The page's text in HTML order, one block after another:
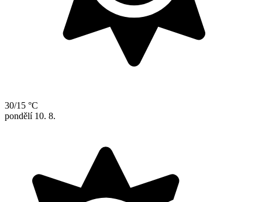
30/15 °C
pondělí 10. 8.